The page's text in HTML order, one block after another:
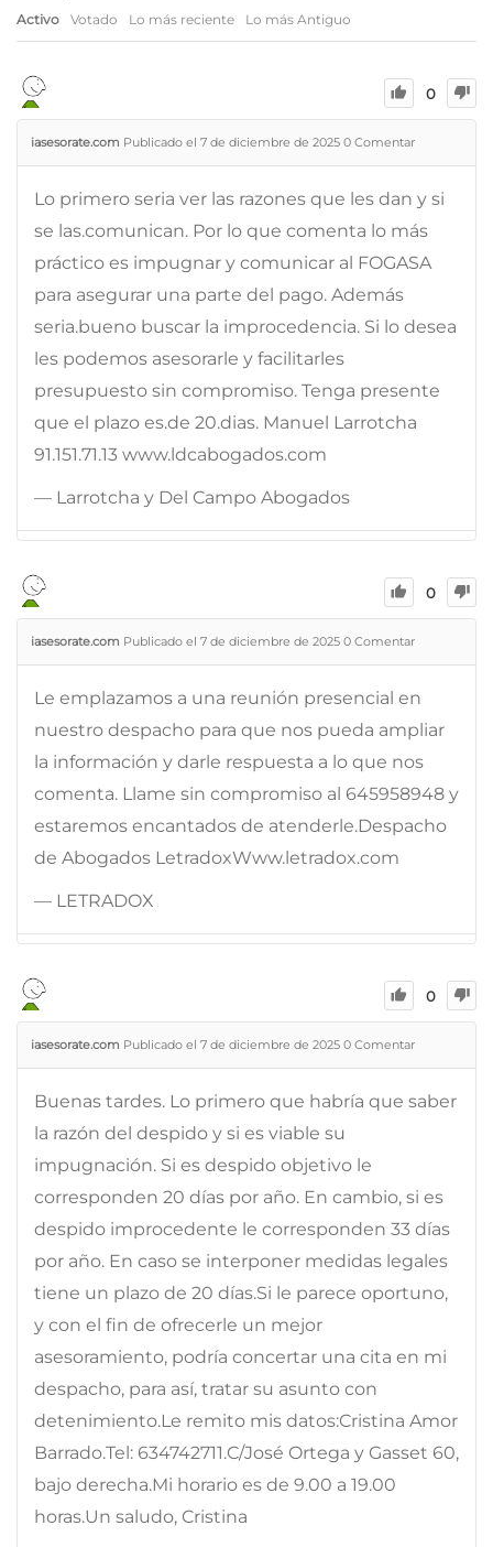
Activo Votado Lo más reciente Lo más Antiguo
0
iasesorate.com Publicado el 7 de diciembre de 2025 0 Comentar
Lo primero seria ver las razones que les dan y si
se las.comunican. Por lo que comenta lo más
práctico es impugnar y comunicar al FOGASA
para asegurar una parte del pago. Además
seria.bueno buscar la improcedencia. Si lo desea
les podemos asesorarle y facilitarles
presupuesto sin compromiso. Tenga presente
que el plazo es.de 20.dias. Manuel Larrotcha
91.151.71.13 www.ldcabogados.com
— Larrotcha y Del Campo Abogados
0
iasesorate.com Publicado el 7 de diciembre de 2025 0 Comentar
Le emplazamos a una reunión presencial en
nuestro despacho para que nos pueda ampliar
la información y darle respuesta a lo que nos
comenta. Llame sin compromiso al 645958948 y
estaremos encantados de atenderle.Despacho
de Abogados LetradoxWww.letradox.com
— LETRADOX
0
iasesorate.com Publicado el 7 de diciembre de 2025 0 Comentar
Buenas tardes. Lo primero que habría que saber
la razón del despido y si es viable su
impugnación. Si es despido objetivo le
corresponden 20 días por año. En cambio, si es
despido improcedente le corresponden 33 días
por año. En caso se interponer medidas legales
tiene un plazo de 20 días.Si le parece oportuno,
y con el fin de ofrecerle un mejor
asesoramiento, podría concertar una cita en mi
despacho, para así, tratar su asunto con
detenimiento.Le remito mis datos:Cristina Amor
Barrado.Tel: 634742711.C/José Ortega y Gasset 60,
bajo derecha.Mi horario es de 9.00 a 19.00
horas.Un saludo, Cristina